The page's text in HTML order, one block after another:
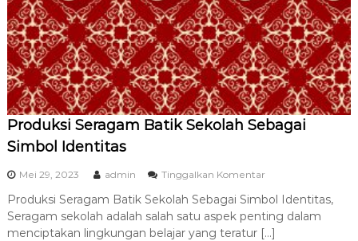
U
m
r
o
h
T
e
r
b
a
T
Produksi Seragam Batik Sekolah Sebagai
Simbol Identitas
Mei 29, 2023 admin Tinggalkan Komentarp
d
a
P
Produksi Seragam Batik Sekolah Sebagai Simbol Identitas,
Seragam sekolah adalah salah satu aspek penting dalam
menciptakan lingkungan belajar yang teratur […]